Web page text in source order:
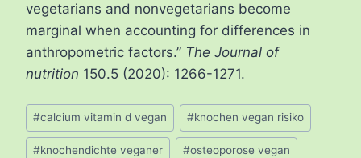
vegetarians and nonvegetarians become
marginal when accounting for differences in
anthropometric factors.” The Journal of
nutrition 150.5 (2020): 1266-1271.
Schlagworte:
#calcium vitamin d vegan #knochen vegan risiko
#knochendichte veganer #osteoporose vegan